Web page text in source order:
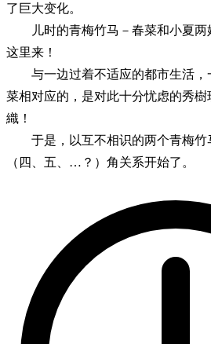
了巨大变化。
儿时的青梅竹马－春菜和小夏两
这里来！
与一边过着不适应的都市生活，
菜相对应的，是对此十分忧虑的秀
織！
于是，以互不相识的两个青梅竹
（四、五、…？）角关系开始了。